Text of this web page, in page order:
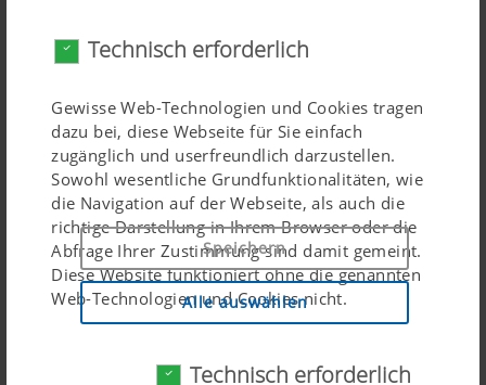
Technisch erforderlich
Gewisse Web-Technologien und Cookies tragen
dazu bei, diese Webseite für Sie einfach
zugänglich und userfreundlich darzustellen.
Sowohl wesentliche Grundfunktionalitäten, wie
die Navigation auf der Webseite, als auch die
richtige Darstellung in Ihrem Browser oder die
Abfrage Ihrer Zustimmung sind damit gemeint.
Diese Website funktioniert ohne die genannten
Web-Technologien und Cookies nicht.
Zweck des
Dauer
Speichern
Alle auswählen
Technisch erforderlich
MULTIPRESS ECO macht Linzer Stadtquartier